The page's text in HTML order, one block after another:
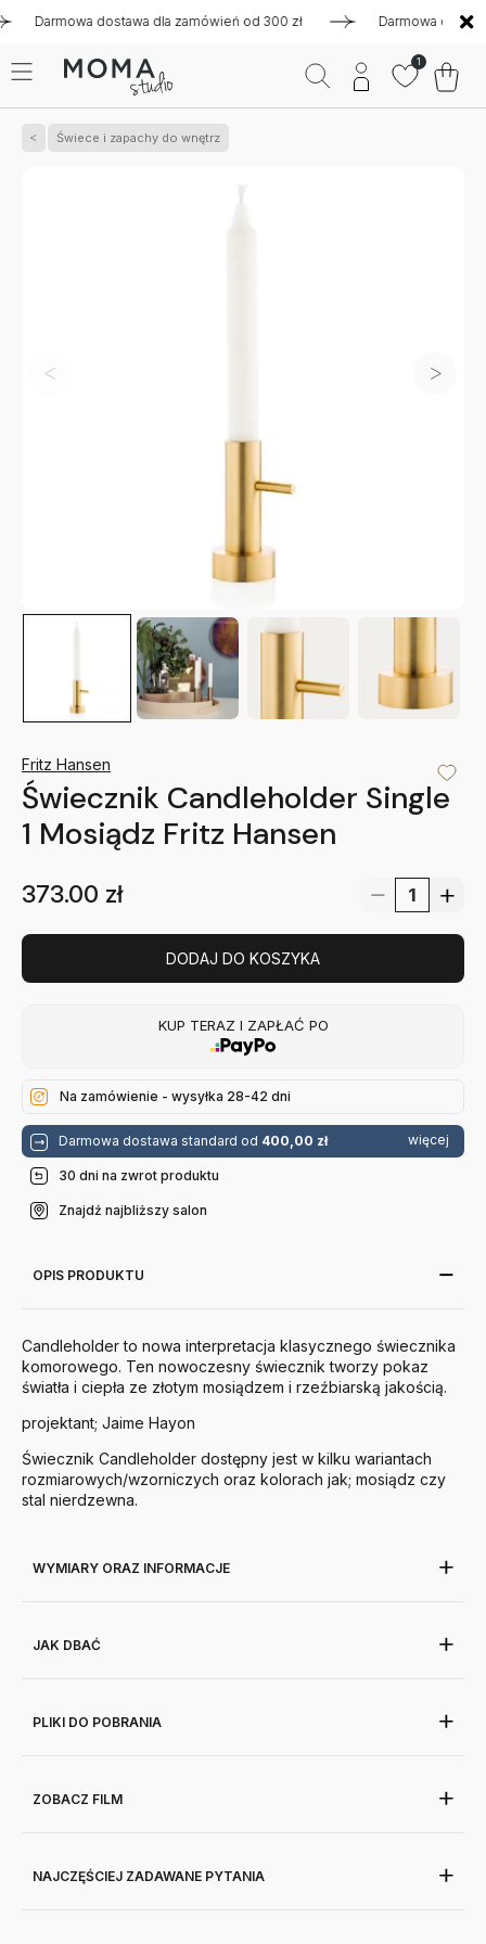
dostawa dla zamówień od 300 zł Darmowa dostawa
1
Świece i zapachy do wnętrz
Fritz Hansen
Świecznik Candleholder Single
1 Mosiądz Fritz Hansen
373.00 zł
DODAJ DO KOSZYKA
KUP TERAZ I ZAPŁAĆ PO
Na zamówienie - wysyłka 28-42 dni
Darmowa dostawa standard od 400,00 zł więcej
30 dni na zwrot produktu
Znajdź najbliższy salon
OPIS PRODUKTU
Candleholder to nowa interpretacja klasycznego świecznika
komorowego. Ten nowoczesny świecznik tworzy pokaz
światła i ciepła ze złotym mosiądzem i rzeźbiarską jakością.
projektant; Jaime Hayon
Świecznik Candleholder dostępny jest w kilku wariantach
rozmiarowych/wzorniczych oraz kolorach jak; mosiądz czy
stal nierdzewna.
WYMIARY ORAZ INFORMACJE
JAK DBAĆ
PLIKI DO POBRANIA
ZOBACZ FILM
NAJCZĘŚCIEJ ZADAWANE PYTANIA